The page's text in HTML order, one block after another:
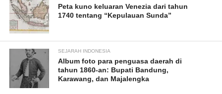
Peta kuno keluaran Venezia dari tahun
1740 tentang “Kepulauan Sunda”
SEJARAH INDONESIA
Album foto para penguasa daerah di
tahun 1860-an: Bupati Bandung,
Karawang, dan Majalengka